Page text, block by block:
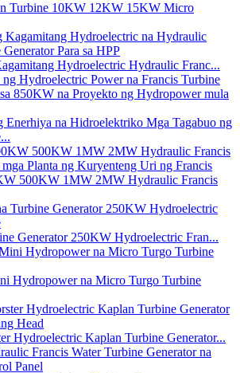
Turbine 10KW 12KW 15KW Micro
Hydroelectric Hydraulic Franc...
Enerhiya na Hidroelektriko Mga Tagabuo ng
500KW 1MW 2MW Hydraulic Francis
Generator 250KW Hydroelectric Fran...
Hydropower na Micro Turgo Turbine
Hydroelectric Kaplan Turbine Generator...